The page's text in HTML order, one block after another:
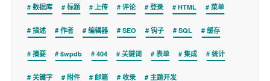
数据库 标题 上传 评论 登录 HTML 菜单
描述 作者 编辑器 SEO 钩子 SQL 缓存
摘要 $wpdb 404 关键词 表单 集成 统计
关键字 附件 邮箱 收录 主题开发